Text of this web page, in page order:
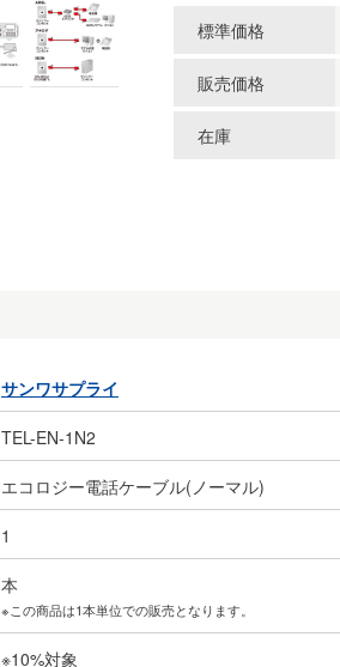
標準価格
販売価格
在庫
サンワサプライ
TEL-EN-1N2
エコロジー電話ケーブル(ノーマル)
1
本
※この商品は1本単位での販売となります。
※10%対象